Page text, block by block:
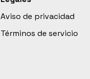
Aviso de privacidad
Términos de servicio